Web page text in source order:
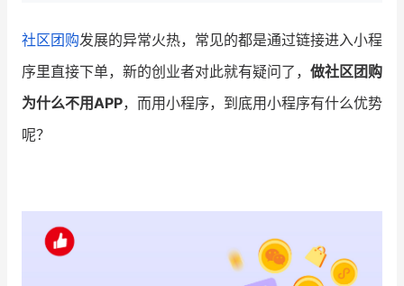
行业洞察
品牌消费观 行业报告
新零售资讯
私域课程
社区团购发展的异常火热，常见的都是通过链接进入小程
序里直接下单，新的创业者对此就有疑问了， 做社区团购
为什么不用APP，而用小程序，到底用小程序有什么优势
呢？